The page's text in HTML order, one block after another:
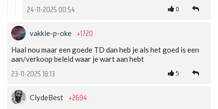
24-11-2025 00:54 0
vakkie-p-oke +1720
Haal nou maar een goede TD dan heb je als het goed is een
aan/verkoop beleid waar je wart aan hebt
23-11-2025 18:13 5
ClydeBest +2694